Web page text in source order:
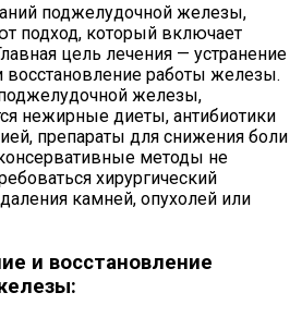
поджелудочной железы,
подход, который включает
цель лечения — устранение
работы железы.
железы,
нежирные диеты, антибиотики
препараты для снижения боли
методы не
хирургический
камней, опухолей или
и восстановление